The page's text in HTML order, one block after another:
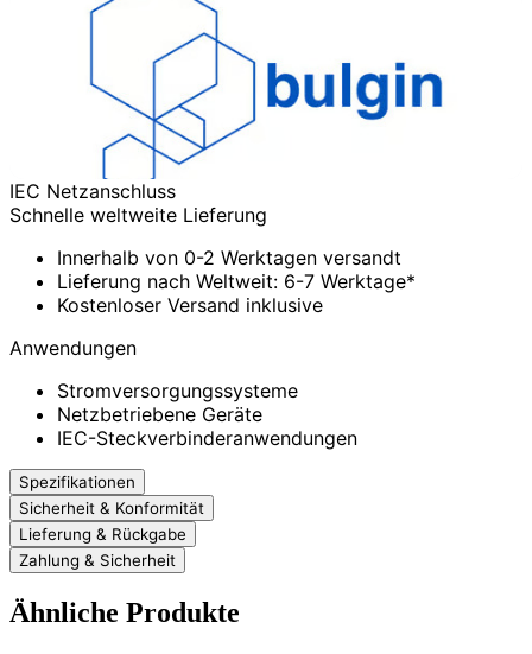
IEC Netzanschluss
Schnelle weltweite Lieferung
Innerhalb von 0-2 Werktagen versandt
Lieferung nach Weltweit: 6-7 Werktage*
Kostenloser Versand inklusive
Anwendungen
Stromversorgungssysteme
Netzbetriebene Geräte
IEC-Steckverbinderanwendungen
Spezifikationen
Sicherheit & Konformität
Lieferung & Rückgabe
Zahlung & Sicherheit
Ähnliche Produkte